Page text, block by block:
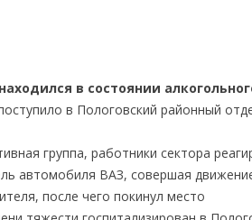
в состоянии
в Пологовский районный
группа, работники сектора
автомобиля ВАЗ, совершая
после чего покинул место